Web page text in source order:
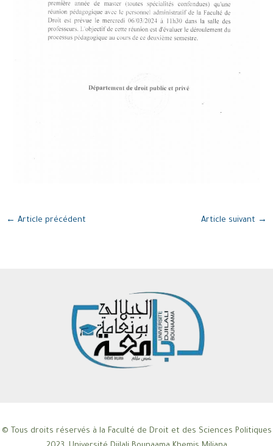
← Article précédent Article suivant →
© Tous droits réservés à la Faculté de Droit et des Sciences Politiques